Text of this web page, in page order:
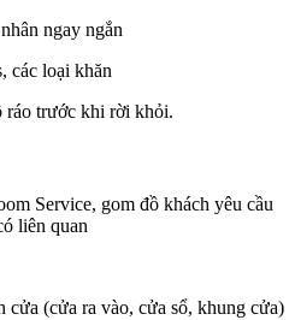
ngay ngắn
các loại khăn
ráo trước khi rời khỏi.
Service, gom đồ khách yêu cầu
liên quan
cửa (cửa ra vào, cửa sổ, khung cửa)